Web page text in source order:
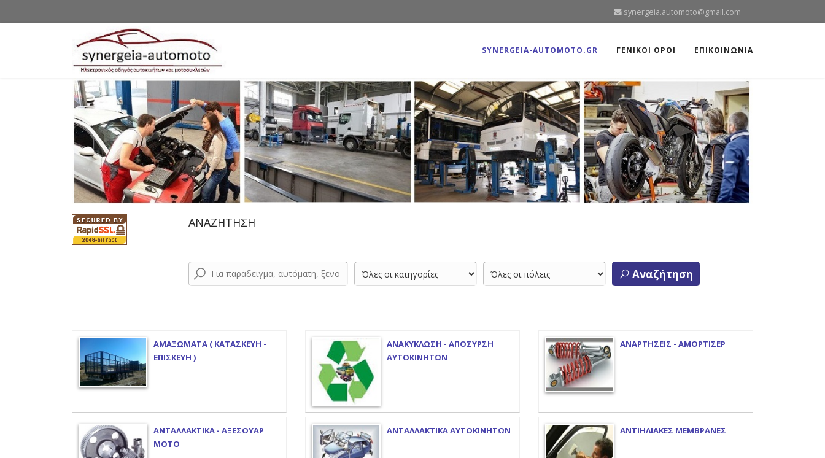
synergeia.automoto@gmail.com
SYNERGEIA-AUTOMOTO.GR ΓΕΝΙΚΟΙ ΟΡΟΙ ΕΠΙΚΟΙΝΩΝΙΑ
ΑΝΑΖΗΤΗΣΗ
Αναζήτηση
ΑΜΑΞΩΜΑΤΑ ( ΚΑΤΑΣΚΕΥΗ -
ΕΠΙΣΚΕΥΗ )
ΑΝΑΚΥΚΛΩΣΗ - ΑΠΟΣΥΡΣΗ
ΑΥΤΟΚΙΝΗΤΩΝ
ΑΝΑΡΤΗΣΕΙΣ - ΑΜΟΡΤΙΣΕΡ
ΑΝΤΑΛΛΑΚΤΙΚΑ - ΑΞΕΣΟΥΑΡ
ΜΟΤΟ
ΑΝΤΑΛΛΑΚΤΙΚΑ ΑΥΤΟΚΙΝΗΤΩΝ ΑΝΤΙΗΛΙΑΚΕΣ ΜΕΜΒΡΑΝΕΣ